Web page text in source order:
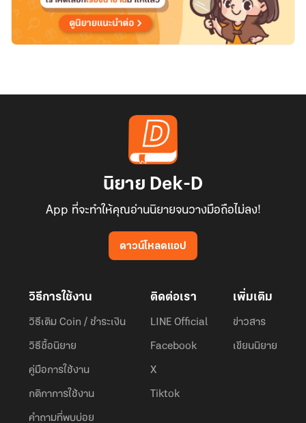
เดีย-
อิม
พี
นิยาย Dek-D
App ที่จะทำให้คุณอ่านนิยายจนวางมือถือไม่ลง!
ดาวน์โหลดแอป
วิธีการใช้งาน
วิธีเติม Coin / ชำระเงิน
วิธีซื้อนิยาย
คู่มือการใช้งาน
กติกาการใช้งาน
คำถามที่พบบ่อย
ติดต่อเรา
LINE Official
Facebook
X
Tiktok
เพิ่มเติม
ข่าวสาร
เขียนนิยาย